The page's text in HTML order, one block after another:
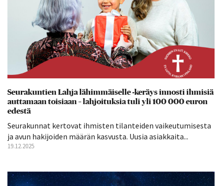
Seurakuntien Lahja lähimmäiselle -keräys innosti ihmisiä
auttamaan toisiaan – lahjoituksia tuli yli 100 000 euron
edestä
Seurakunnat kertovat ihmisten tilanteiden vaikeutumisesta
ja avun hakijoiden määrän kasvusta. Uusia asiakkaita...
19.12.2025